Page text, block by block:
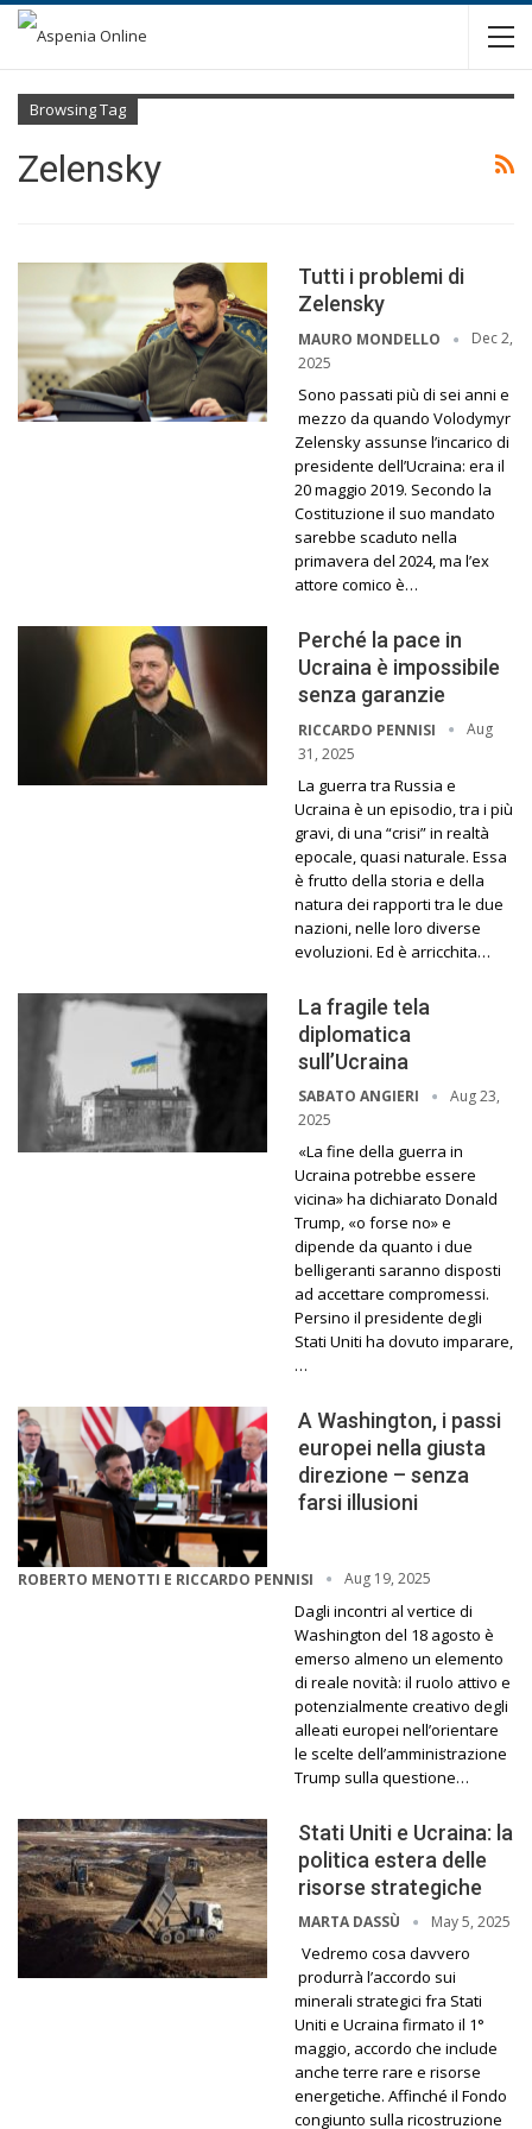
Browsing Tag
Zelensky
Tutti i problemi di
Zelensky
MAURO MONDELLO
Dec 2,
2025
Sono passati più di sei anni e
mezzo da quando Volodymyr
Zelensky assunse l’incarico di
presidente dell’Ucraina: era il
20 maggio 2019. Secondo la
Costituzione il suo mandato
sarebbe scaduto nella
primavera del 2024, ma l’ex
attore comico è…
Perché la pace in
Ucraina è impossibile
senza garanzie
RICCARDO PENNISI
Aug
31, 2025
La guerra tra Russia e
Ucraina è un episodio, tra i più
gravi, di una “crisi” in realtà
epocale, quasi naturale. Essa
è frutto della storia e della
natura dei rapporti tra le due
nazioni, nelle loro diverse
evoluzioni. Ed è arricchita…
La fragile tela
diplomatica
sull’Ucraina
SABATO ANGIERI
Aug 23,
2025
«La fine della guerra in
Ucraina potrebbe essere
vicina» ha dichiarato Donald
Trump, «o forse no» e
dipende da quanto i due
belligeranti saranno disposti
ad accettare compromessi.
Persino il presidente degli
Stati Uniti ha dovuto imparare,
…
A Washington, i passi
europei nella giusta
direzione – senza
farsi illusioni
ROBERTO MENOTTI E RICCARDO PENNISI Aug 19, 2025
Dagli incontri al vertice di
Washington del 18 agosto è
emerso almeno un elemento
di reale novità: il ruolo attivo e
potenzialmente creativo degli
alleati europei nell’orientare
le scelte dell’amministrazione
Trump sulla questione…
Stati Uniti e Ucraina: la
politica estera delle
risorse strategiche
MARTA DASSÙ May 5, 2025
Vedremo cosa davvero
produrrà l’accordo sui
minerali strategici fra Stati
Uniti e Ucraina firmato il 1°
maggio, accordo che include
anche terre rare e risorse
energetiche. Affinché il Fondo
congiunto sulla ricostruzione